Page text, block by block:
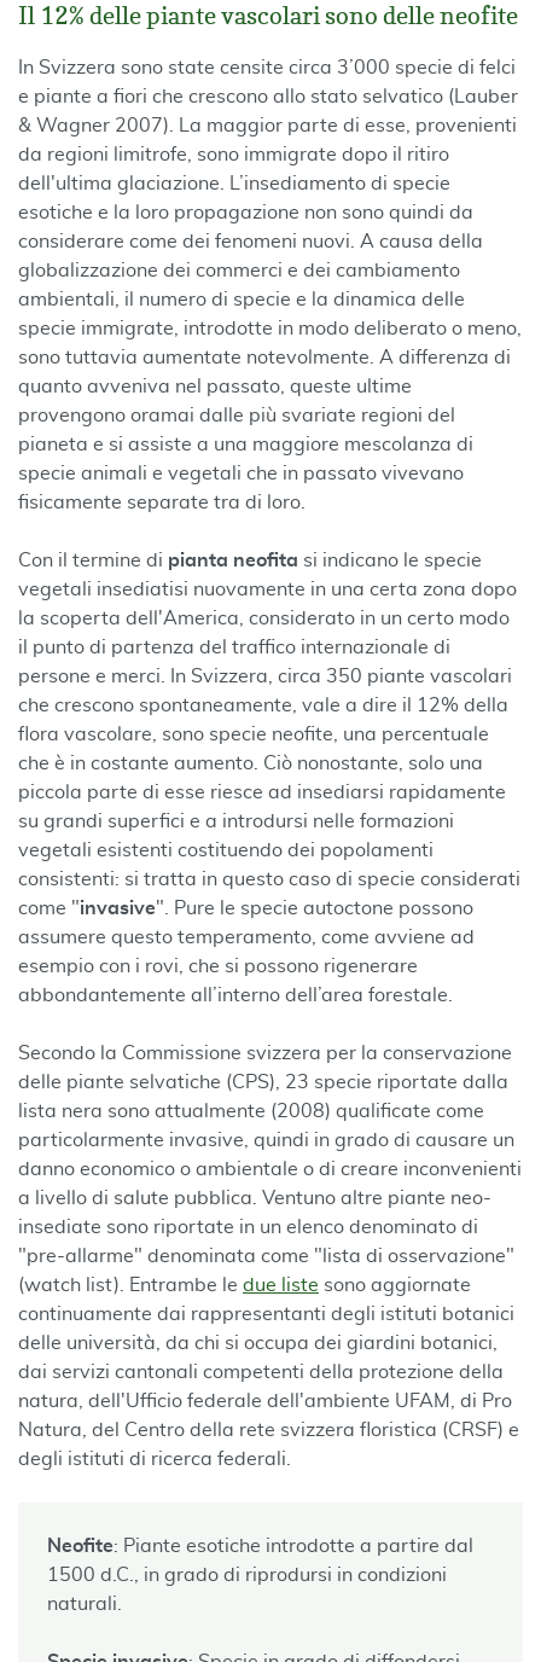
Il 12% delle piante vascolari sono delle neofite
In Svizzera sono state censite circa 3’000 specie di felci
e piante a fiori che crescono allo stato selvatico (Lauber
& Wagner 2007). La maggior parte di esse, provenienti
da regioni limitrofe, sono immigrate dopo il ritiro
dell'ultima glaciazione. L’insediamento di specie
esotiche e la loro propagazione non sono quindi da
considerare come dei fenomeni nuovi. A causa della
globalizzazione dei commerci e dei cambiamento
ambientali, il numero di specie e la dinamica delle
specie immigrate, introdotte in modo deliberato o meno,
sono tuttavia aumentate notevolmente. A differenza di
quanto avveniva nel passato, queste ultime
provengono oramai dalle più svariate regioni del
pianeta e si assiste a una maggiore mescolanza di
specie animali e vegetali che in passato vivevano
fisicamente separate tra di loro.
Con il termine di pianta neofita si indicano le specie
vegetali insediatisi nuovamente in una certa zona dopo
la scoperta dell'America, considerato in un certo modo
il punto di partenza del traffico internazionale di
persone e merci. In Svizzera, circa 350 piante vascolari
che crescono spontaneamente, vale a dire il 12% della
flora vascolare, sono specie neofite, una percentuale
che è in costante aumento. Ciò nonostante, solo una
piccola parte di esse riesce ad insediarsi rapidamente
su grandi superfici e a introdursi nelle formazioni
vegetali esistenti costituendo dei popolamenti
consistenti: si tratta in questo caso di specie considerati
come "invasive". Pure le specie autoctone possono
assumere questo temperamento, come avviene ad
esempio con i rovi, che si possono rigenerare
abbondantemente all’interno dell’area forestale.
Secondo la Commissione svizzera per la conservazione
delle piante selvatiche (CPS), 23 specie riportate dalla
lista nera sono attualmente (2008) qualificate come
particolarmente invasive, quindi in grado di causare un
danno economico o ambientale o di creare inconvenienti
a livello di salute pubblica. Ventuno altre piante neo-
insediate sono riportate in un elenco denominato di
"pre-allarme" denominata come "lista di osservazione"
(watch list). Entrambe le due liste sono aggiornate
continuamente dai rappresentanti degli istituti botanici
delle università, da chi si occupa dei giardini botanici,
dai servizi cantonali competenti della protezione della
natura, dell'Ufficio federale dell'ambiente UFAM, di Pro
Natura, del Centro della rete svizzera floristica (CRSF) e
degli istituti di ricerca federali.
Neofite: Piante esotiche introdotte a partire dal
1500 d.C., in grado di riprodursi in condizioni
naturali.